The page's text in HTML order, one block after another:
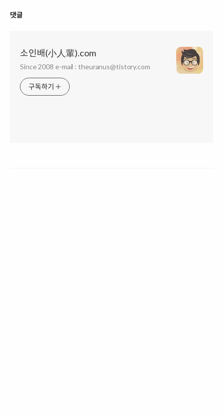
댓글
소인배(小人輩).com
Since 2008 e-mail : theuranus@tistory.com
구독하기